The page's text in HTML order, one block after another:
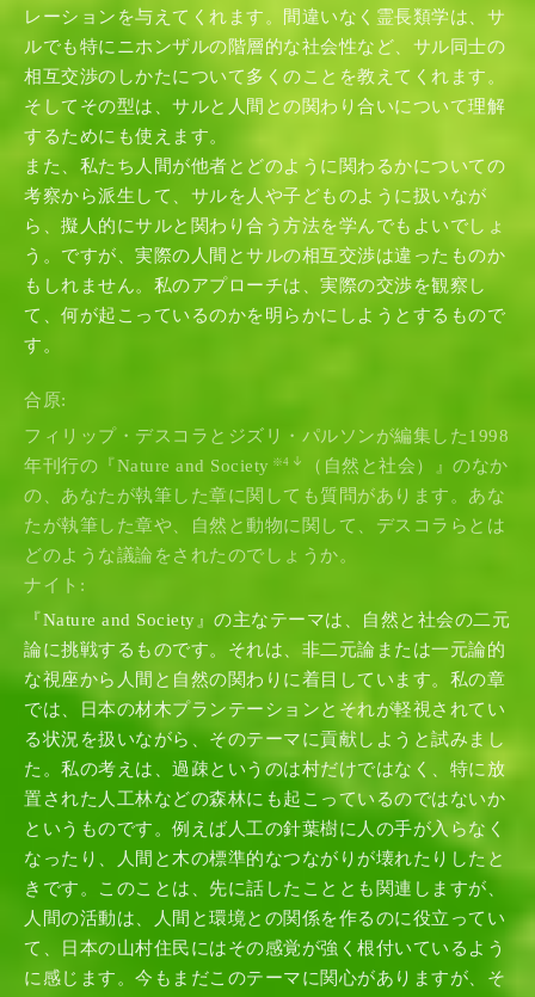
レーションを与えてくれます。間違いなく霊長類学は、サ
ルでも特にニホンザルの階層的な社会性など、サル同士の
相互交渉のしかたについて多くのことを教えてくれます。
そしてその型は、サルと人間との関わり合いについて理解
するためにも使えます。
また、私たち人間が他者とどのように関わるかについての
考察から派生して、サルを人や子どものように扱いなが
ら、擬人的にサルと関わり合う方法を学んでもよいでしょ
う。ですが、実際の人間とサルの相互交渉は違ったものか
もしれません。私のアプローチは、実際の交渉を観察し
て、何が起こっているのかを明らかにしようとするもので
す。
合原:
フィリップ・デスコラとジズリ・パルソンが編集した1998
年刊行の『Nature and Society ※4
（自然と社会）』のなか
の、あなたが執筆した章に関しても質問があります。あな
たが執筆した章や、自然と動物に関して、デスコラらとは
どのような議論をされたのでしょうか。
ナイト:
『Nature and Society』の主なテーマは、自然と社会の二元
論に挑戦するものです。それは、非二元論または一元論的
な視座から人間と自然の関わりに着目しています。私の章
では、日本の材木プランテーションとそれが軽視されてい
る状況を扱いながら、そのテーマに貢献しようと試みまし
た。私の考えは、過疎というのは村だけではなく、特に放
置された人工林などの森林にも起こっているのではないか
というものです。例えば人工の針葉樹に人の手が入らなく
なったり、人間と木の標準的なつながりが壊れたりしたと
きです。このことは、先に話したこととも関連しますが、
人間の活動は、人間と環境との関係を作るのに役立ってい
て、日本の山村住民にはその感覚が強く根付いているよう
に感じます。今もまだこのテーマに関心がありますが、そ